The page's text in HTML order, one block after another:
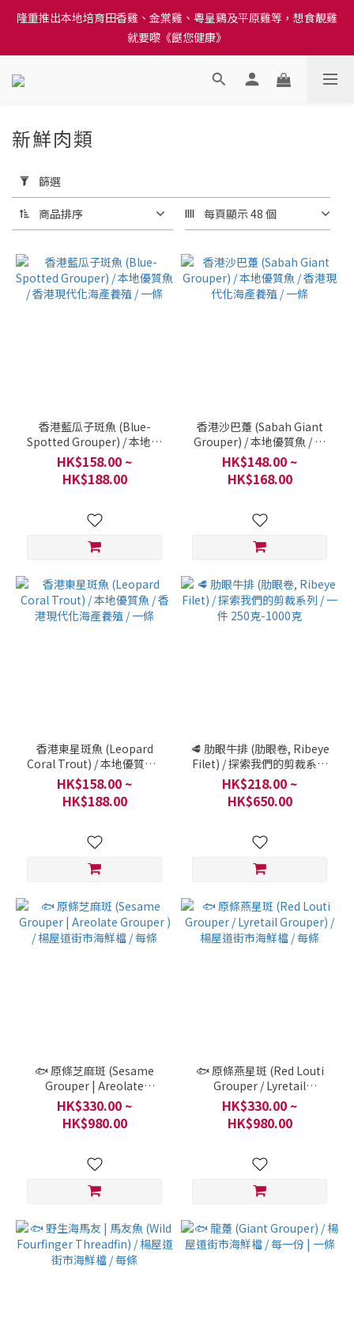
訂單結帳注意事項：送貨方法中選擇區域 - 然後當填寫地址時, 請
小心選擇分區及區域, 因資料錯誤會影響前往結帳
隆重推出本地培育田香雞、金棠雞、粵皇鷄及平原雞等，想食靚雞
就要嚟《餸您健康》
訂單結帳注意事項：送貨方法中選擇區域 - 然後當填寫地址時, 請
用
篩
選
價格
(HK$)
新鮮肉類
篩選
商品排序 每頁顯示 48 個
香港藍瓜子斑魚 (Blue-
Spotted Grouper) / 本地優
質魚 / 香港現代化海產養殖 /
一條
HK$158.00 ~
HK$188.00
香港沙巴躉 (Sabah Giant
Grouper) / 本地優質魚 / 香
港現代化海產養殖 / 一條
HK$148.00 ~
HK$168.00
香港東星斑魚 (Leopard
Coral Trout) / 本地優質魚 /
香港現代化海產養殖 / 一條
HK$158.00 ~
HK$188.00
🥩 肋眼牛排 (肋眼卷, Ribeye
Filet) / 探索我們的剪裁系列
/ 一件 250克-1000克
HK$218.00 ~
HK$650.00
🐟 原條芝麻斑 (Sesame
Grouper | Areolate
Grouper ) / 楊屋道街市海鮮
檔 / 每條
HK$330.00 ~
HK$980.00
🐟 原條燕星斑 (Red Louti
Grouper / Lyretail
Grouper) / 楊屋道街市海鮮
檔 / 每條
HK$330.00 ~
HK$980.00